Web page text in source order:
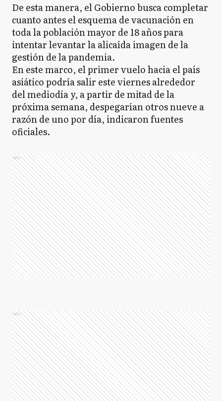
De esta manera, el Gobierno busca completar
cuanto antes el esquema de vacunación en
toda la población mayor de 18 años para
intentar levantar la alicaída imagen de la
gestión de la pandemia.
En este marco, el primer vuelo hacia el país
asiático podría salir este viernes alrededor
del mediodía y, a partir de mitad de la
próxima semana, despegarían otros nueve a
razón de uno por día, indicaron fuentes
oficiales.
Ads
Ads